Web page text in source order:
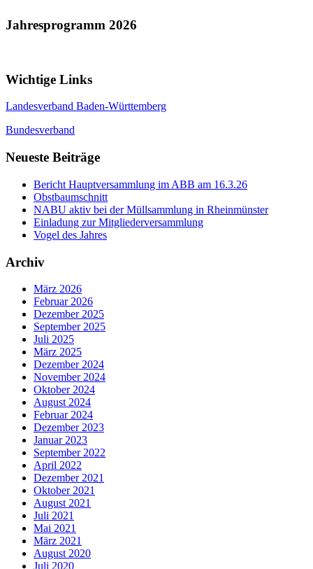
Jahresprogramm 2026
Wichtige Links
Landesverband Baden-Württemberg
Bundesverband
Neueste Beiträge
Bericht Hauptversammlung im ABB am 16.3.26
Obstbaumschnitt
NABU aktiv bei der Müllsammlung in Rheinmünster
Einladung zur Mitgliederversammlung
Vogel des Jahres
Archiv
März 2026
Februar 2026
Dezember 2025
September 2025
Juli 2025
März 2025
Dezember 2024
November 2024
Oktober 2024
August 2024
Februar 2024
Dezember 2023
Januar 2023
September 2022
April 2022
Dezember 2021
Oktober 2021
August 2021
Juli 2021
Mai 2021
März 2021
August 2020
Juli 2020